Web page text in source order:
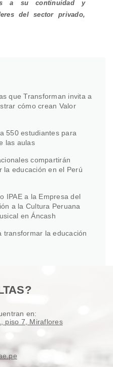
a su continuidad y
del sector privado,
que Transforman invita a
cómo crean Valor
550 estudiantes para
las aulas
compartirán
la educación en el Perú
IPAE a la Empresa del
a la Cultura Peruana
en Áncash
transformar la educación
en:
piso 7, Miraflores